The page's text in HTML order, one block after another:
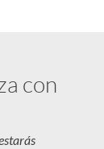
con